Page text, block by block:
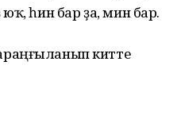
юҡ, һин бар ҙа, мин бар.
китте